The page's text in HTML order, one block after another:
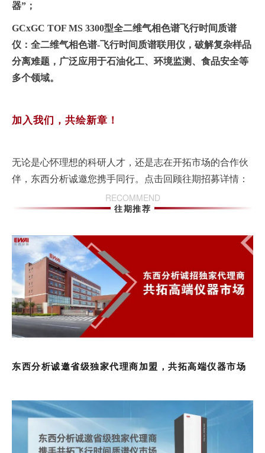
器”；
GCxGC TOF MS 3300型全二维气相色谱飞行时间质谱
仪： 全二维气相色谱-飞行时间质谱联用仪，破解复杂样品
分离难题，广泛应用于石油化工、环境监测、食品安全等
多个领域。
加入我们，共绘新章！
无论是心怀理想的科研人才，还是志在开拓市场的合作伙
伴，东西分析诚邀您携手同行。点击回顾往期招募详情：
RECOMMEND
往期推荐
东西分析诚邀省级独家代理商加盟，共拓高端仪器市场